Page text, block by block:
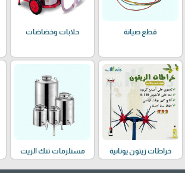
قطع صيانة حلابات وخضاضات
خراطات زيتون يونانية مستلزمات تنك الزيت